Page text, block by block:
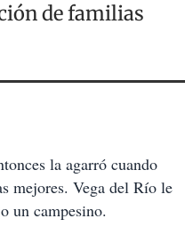
de familias
la agarró cuando
mejores. Vega del Río le
un campesino.